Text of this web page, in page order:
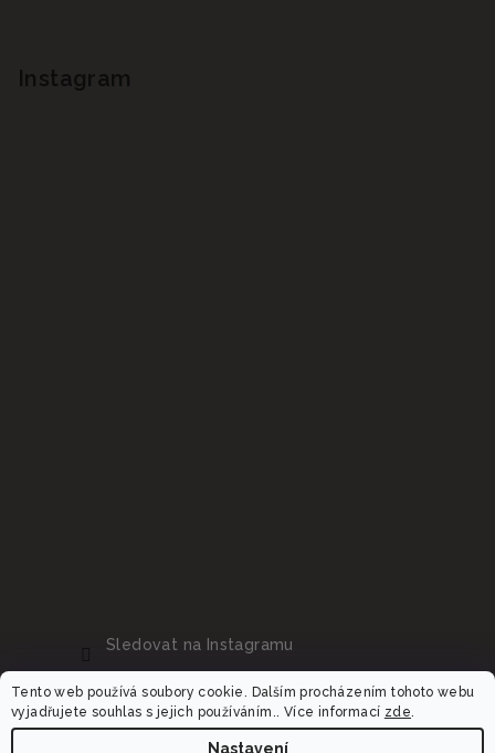
Tento web používá soubory cookie. Dalším procházením tohoto webu
vyjadřujete souhlas s jejich používáním.. Více informací zde.
Nastavení
Instagram
Sledovat na Instagramu